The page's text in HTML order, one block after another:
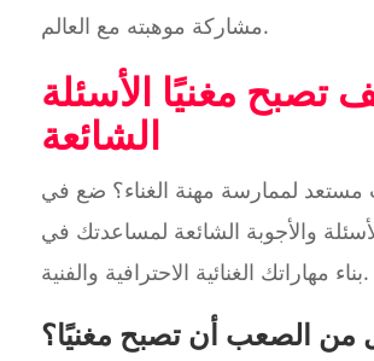
مشاركة موهبته مع العالم.
تصبح مغنيًا الأسئلة
الشائعة
لممارسة مهنة الغناء؟ ضع في
والأجوبة الشائعة لمساعدتك في
بناء مهاراتك الغنائية الاحترافية والفنية.
من الصعب أن تصبح مغنيًا؟